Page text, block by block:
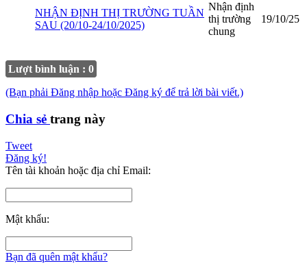
NHẬN ĐỊNH THỊ TRƯỜNG TUẦN
SAU (20/10-24/10/2025)
Nhận định
thị trường
chung
19/10/25
Lượt bình luận : 0
(Bạn phải Đăng nhập hoặc Đăng ký để trả lời bài viết.)
Chia sẻ trang này
Tweet
Đăng ký!
Tên tài khoản hoặc địa chỉ Email:
Mật khẩu:
Bạn đã quên mật khẩu?